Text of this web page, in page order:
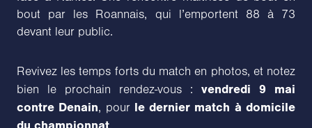
bout par les Roannais, qui l’emportent 88 à 73
devant leur public.
Revivez les temps forts du match en photos, et notez
bien le prochain rendez-vous : vendredi 9 mai
contre Denain, pour le dernier match à domicile